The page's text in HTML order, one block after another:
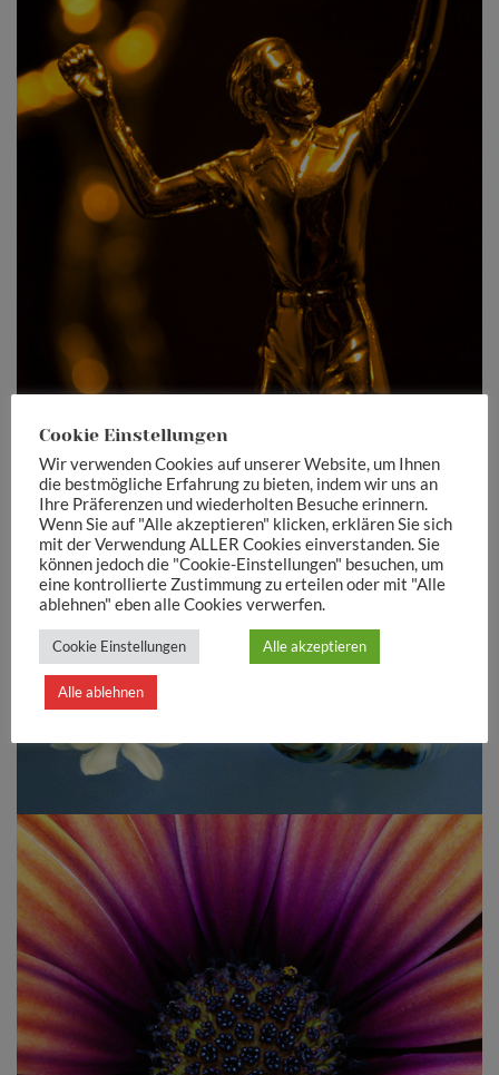
Pokal
treibende Schnecken
Bonholm
Cookie Einstellungen
Wir verwenden Cookies auf unserer Website, um Ihnen
die bestmögliche Erfahrung zu bieten, indem wir uns an
Ihre Präferenzen und wiederholten Besuche erinnern.
Wenn Sie auf "Alle akzeptieren" klicken, erklären Sie sich
mit der Verwendung ALLER Cookies einverstanden. Sie
können jedoch die "Cookie-Einstellungen" besuchen, um
eine kontrollierte Zustimmung zu erteilen oder mit "Alle
ablehnen" eben alle Cookies verwerfen.
Cookie Einstellungen Alle akzeptieren
Alle ablehnen